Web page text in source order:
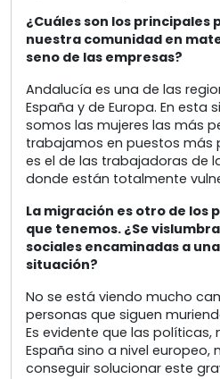
¿Cuáles son los principales
nuestra comunidad en
seno de las empresas?
Andalucía es una de las
España y de Europa. En esta
somos las mujeres las más
trabajamos en puestos más
es el de las trabajadoras de
donde están totalmente
La migración es otro de los
que tenemos. ¿Se
sociales encaminadas a
situación?
No se está viendo mucho
personas que siguen
Es evidente que las políticas,
España sino a nivel europeo,
conseguir solucionar este